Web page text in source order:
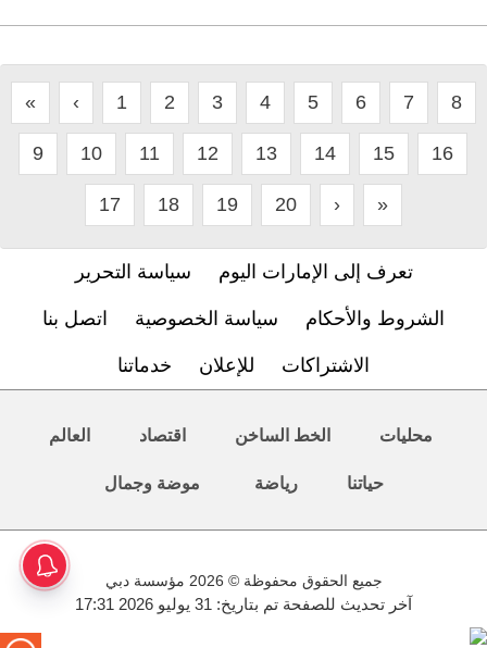
« ‹ 1 2 3 4 5 6 7 8
9 10 11 12 13 14 15 16
17 18 19 20 › »
تعرف إلى الإمارات اليوم سياسة التحرير
الشروط والأحكام سياسة الخصوصية اتصل بنا
الاشتراكات للإعلان خدماتنا
محليات الخط الساخن اقتصاد العالم
حياتنا رياضة موضة وجمال
جميع الحقوق محفوظة © 2026 مؤسسة دبي
آخر تحديث للصفحة تم بتاريخ: 31 يوليو 2026 17:31